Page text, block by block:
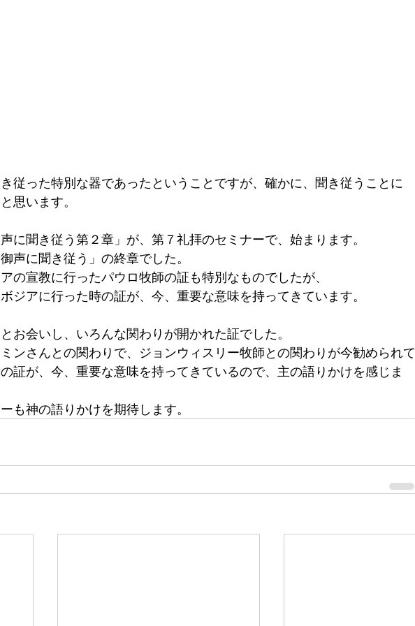
従った特別な器であったということですが、確かに、聞き従うことに
思います。
に聞き従う第２章」が、第７礼拝のセミナーで、始まります。
声に聞き従う」の終章でした。
の宣教に行ったパウロ牧師の証も特別なものでしたが、
ジアに行った時の証が、今、重要な意味を持ってきています。
お会いし、いろんな関わりが開かれた証でした。
ンさんとの関わりで、ジョンウィスリー牧師との関わりが今勧められて
証が、今、重要な意味を持ってきているので、主の語りかけを感じま
も神の語りかけを期待します。